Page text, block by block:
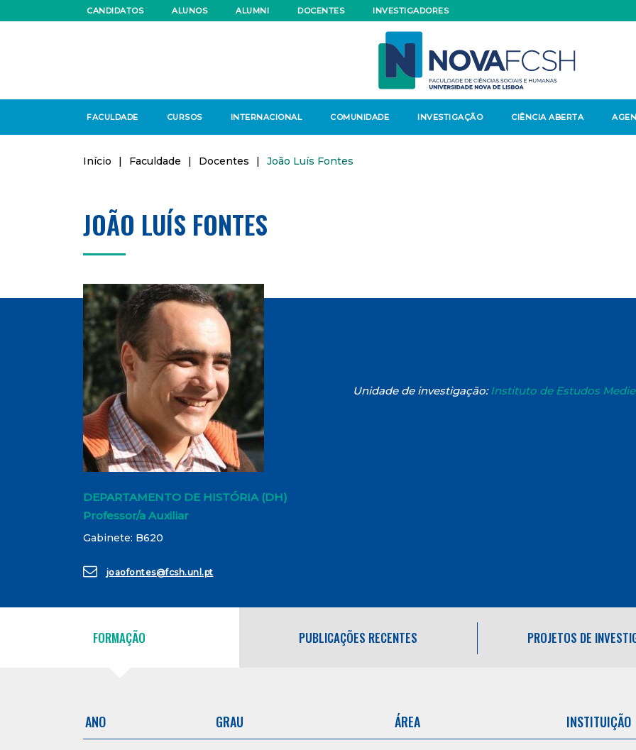
CANDIDATOS ALUNOS ALUMNI DOCENTES INVESTIGADORES
FACULDADE CURSOS INTERNACIONAL COMUNIDADE INVESTIGAÇÃO CIÊNCIA ABERTA
Início | Faculdade | Docentes | João Luís Fontes
JOÃO LUÍS FONTES
DEPARTAMENTO DE HISTÓRIA (DH)
Professor/a Auxiliar
Gabinete: B620
joaofontes@fcsh.unl.pt
Unidade de investigação:Instituto de Estudos
FORMAÇÃO PUBLICAÇÕES RECENTES PROJETOS DE
ANO GRAU ÁREA INSTITUIÇÃO